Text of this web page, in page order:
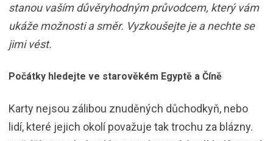
stanou vaším důvěryhodným průvodcem, který vám
ukáže možnosti a směr. Vyzkoušejte je a nechte se
jimi vést.
Počátky hledejte ve starověkém Egyptě a Číně
Karty nejsou zálibou znuděných důchodkyň, nebo
lidí, které jejich okolí považuje tak trochu za blázny.